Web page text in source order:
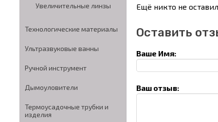
Увеличительные линзы
Технологические материалы
Ультразвуковые ванны
Ручной инструмент
Дымоуловители
Термоусадочные трубки и
изделия
Ещё никто не
Оставить
Ваше Имя:
Ваш отзыв: